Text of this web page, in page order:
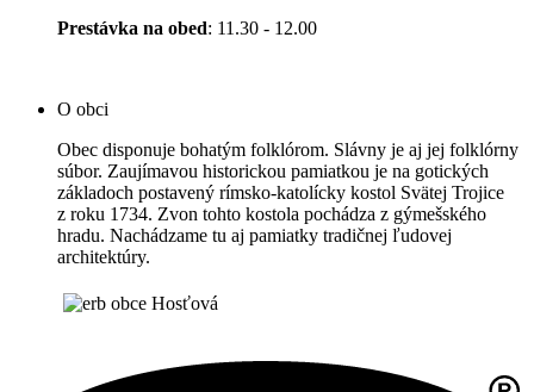
Prestávka na obed: 11.30 - 12.00
O obci
Obec disponuje bohatým folklórom. Slávny je aj jej folklórny
súbor. Zaujímavou historickou pamiatkou je na gotických
základoch postavený rímsko-katolícky kostol Svätej Trojice
z roku 1734. Zvon tohto kostola pochádza z gýmešského
hradu. Nachádzame tu aj pamiatky tradičnej ľudovej
architektúry.